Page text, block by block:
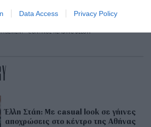
Data Access Privacy Policy
- CONTINUE READING BELOW
Έλλη Στάη: Με casual look σε γήινες
αποχρώσεις στο κέντρο της Αθήνας